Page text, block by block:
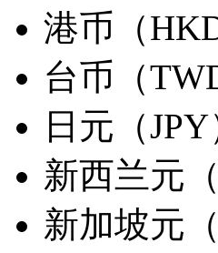
港币（HKD
台币（
日元（JPY
新西兰元
新加坡元（